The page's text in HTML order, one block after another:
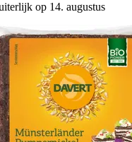
op 14. augustus